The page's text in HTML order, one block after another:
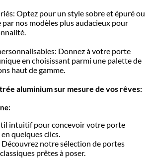
Optez pour un style sobre et épuré ou
par nos modèles plus audacieux pour
Donnez à votre porte
en choisissant parmi une palette de
haut de gamme.
aluminium sur mesure de vos rêves:
intuitif pour concevoir votre porte
quelques clics.
notre sélection de portes
prêtes à poser.